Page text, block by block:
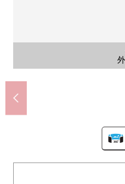
幕張海灘煙火
是來西
西
西
西
西
西
洗
1418腳
郵件
地
AEON STYLE
MINISTOP幕
步
若葉3丁
步
幕張海灣
步
打瀨
步
ZOZO Park本
打瀨
幕張海灣
靠自己這邊右側是Sky Grand